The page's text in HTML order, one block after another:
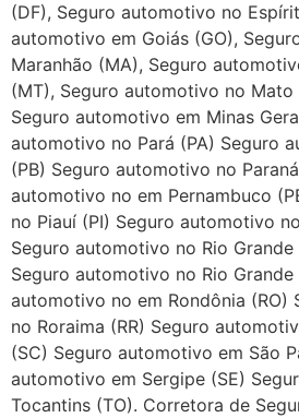
(DF), Seguro automotivo no
automotivo em Goiás (GO),
Maranhão (MA), Seguro
(MT), Seguro automotivo no Mato
Seguro automotivo em Minas
automotivo no Pará (PA) Seguro
(PB) Seguro automotivo no
automotivo no em Pernambuco
no Piauí (PI) Seguro automotivo
Seguro automotivo no Rio
Seguro automotivo no Rio Grande
automotivo no em Rondônia (RO)
no Roraima (RR) Seguro
(SC) Seguro automotivo em São
automotivo em Sergipe (SE)
Tocantins (TO). Corretora de